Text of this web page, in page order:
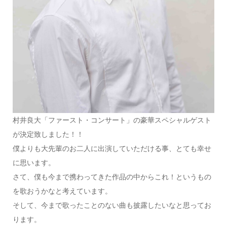
村井良大「ファースト・コンサート」の豪華スペシャルゲスト
が決定致しました！！
僕よりも大先輩のお二人に出演していただける事、とても幸せ
に思います。
さて、僕も今まで携わってきた作品の中からこれ！というもの
を歌おうかなと考えています。
そして、今まで歌ったことのない曲も披露したいなと思ってお
ります。